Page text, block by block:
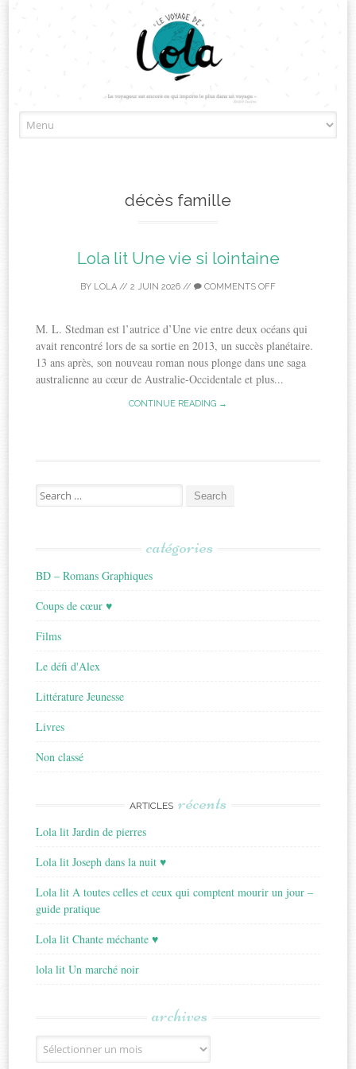
to
décès famille
Lola lit Une vie si lointaine
BY LOLA // 2 JUIN 2026 // COMMENTS OFF
M. L. Stedman est l’autrice d’Une vie entre deux océans qui
avait rencontré lors de sa sortie en 2013, un succès planétaire.
13 ans après, son nouveau roman nous plonge dans une saga
australienne au cœur de Australie-Occidentale et plus...
CONTINUE READING →
Search
for:
catégories
BD – Romans Graphiques
Coups de cœur ♥
Films
Le défi d'Alex
Littérature Jeunesse
Livres
Non classé
ARTICLES récents
Lola lit Jardin de pierres
Lola lit Joseph dans la nuit ♥
Lola lit A toutes celles et ceux qui comptent mourir un jour –
guide pratique
Lola lit Chante méchante ♥
lola lit Un marché noir
archives
Archives